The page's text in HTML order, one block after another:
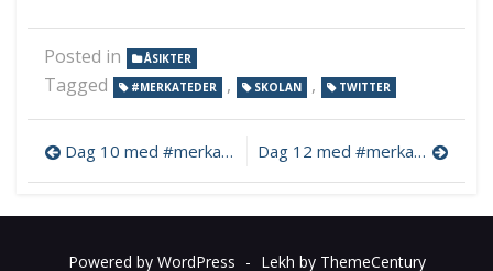
Posted in ÅSIKTER
Tagged #MERKATEDER , SKOLAN , TWITTER
Inläggsnavigering
Dag 10 med #merkateder – genomslag i debatten Dag 12 med #merkateder – två till talare till tweetup
Powered by WordPress - Lekh by ThemeCentury